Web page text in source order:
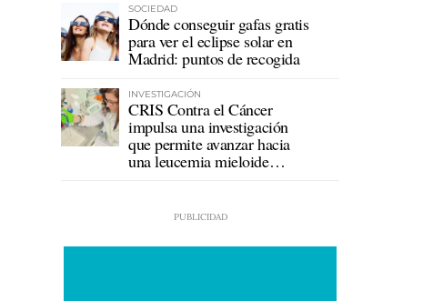
SOCIEDAD
Dónde conseguir gafas gratis
para ver el eclipse solar en
Madrid: puntos de recogida
INVESTIGACIÓN
CRIS Contra el Cáncer
impulsa una investigación
que permite avanzar hacia
una leucemia mieloide